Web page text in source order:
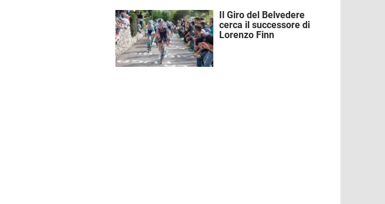
Immagine
Il Giro del Belvedere
cerca il successore di
Lorenzo Finn